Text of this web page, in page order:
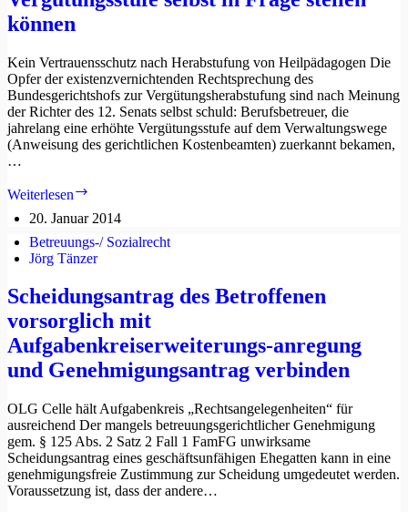
können
Kein Vertrauensschutz nach Herabstufung von Heilpädagogen Die
Opfer der existenzvernichtenden Rechtsprechung des
Bundesgerichtshofs zur Vergütungsherabstufung sind nach Meinung
der Richter des 12. Senats selbst schuld: Berufsbetreuer, die
jahrelang eine erhöhte Vergütungsstufe auf dem Verwaltungswege
(Anweisung des gerichtlichen Kostenbeamten) zuerkannt bekamen,
…
Weiterlesen
hätte
Vergütungsstufe
selbst
Frage
stellen
können
20. Januar 2014
Betreuungs-/ Sozialrecht
Jörg Tänzer
Scheidungsantrag des Betroffenen
vorsorglich mit
Aufgabenkreiserweiterungs-anregung
und Genehmigungsantrag verbinden
OLG Celle hält Aufgabenkreis „Rechtsangelegenheiten“ für
ausreichend Der mangels betreuungsgerichtlicher Genehmigung
gem. § 125 Abs. 2 Satz 2 Fall 1 FamFG unwirksame
Scheidungsantrag eines geschäftsunfähigen Ehegatten kann in eine
genehmigungsfreie Zustimmung zur Scheidung umgedeutet werden.
Voraussetzung ist, dass der andere…